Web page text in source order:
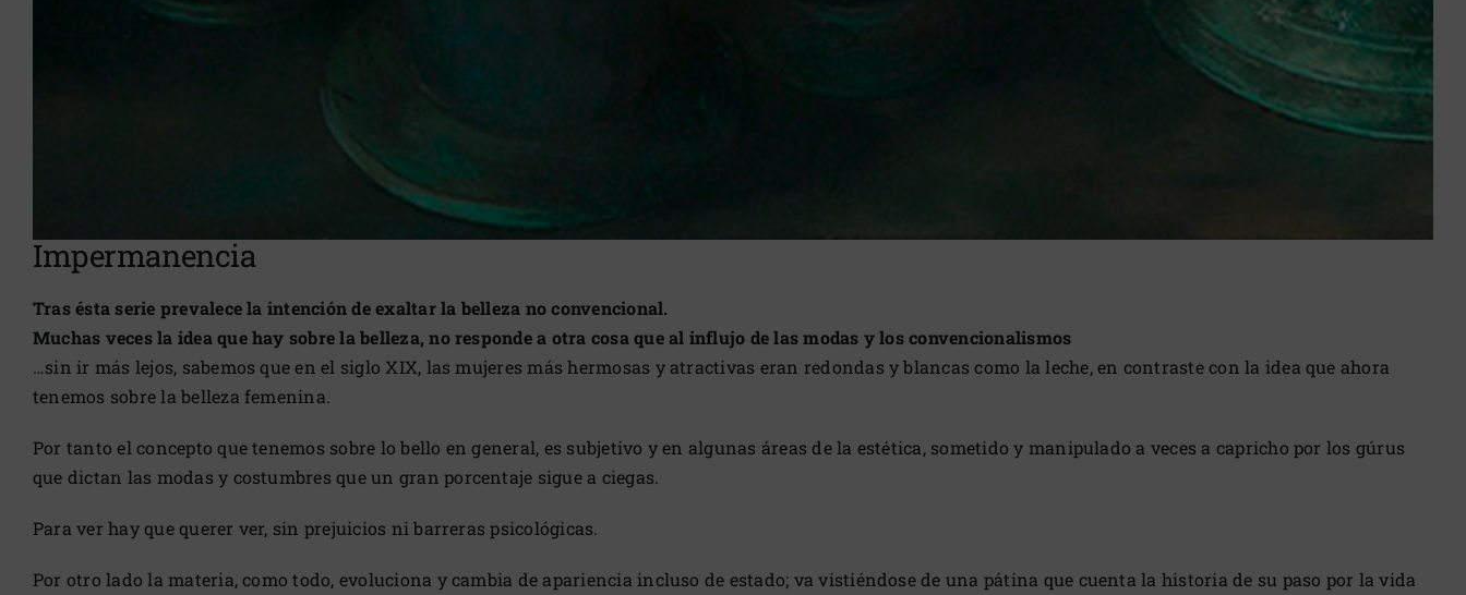
Impermanencia
Tras ésta serie prevalece la intención de exaltar la belleza no convencional.
Muchas veces la idea que hay sobre la belleza, no responde a otra cosa que al influjo de las modas y los convencionalismos
…sin ir más lejos, sabemos que en el siglo XIX, las mujeres más hermosas y atractivas eran redondas y blancas como la leche, en contraste con la idea que ahora
tenemos sobre la belleza femenina.
Por tanto el concepto que tenemos sobre lo bello en general, es subjetivo y en algunas áreas de la estética, sometido y manipulado a veces a capricho por los gúrus
que dictan las modas y costumbres que un gran porcentaje sigue a ciegas.
Para ver hay que querer ver, sin prejuicios ni barreras psicológicas.
Por otro lado la materia, como todo, evoluciona y cambia de apariencia incluso de estado; va vistiéndose de una pátina que cuenta la historia de su paso por la vida